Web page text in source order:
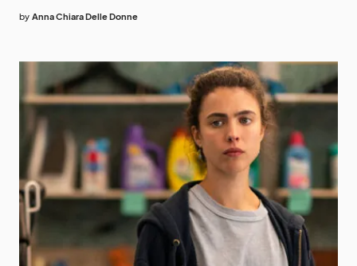
by Anna Chiara Delle Donne